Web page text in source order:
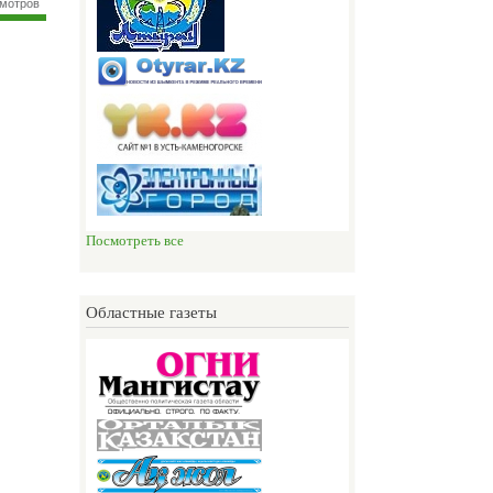
Посмотреть все
Областные газеты